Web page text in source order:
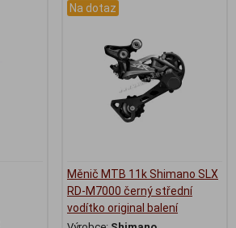
Na dotaz
Měnič MTB 11k Shimano SLX
RD-M7000 černý střední
vodítko original balení